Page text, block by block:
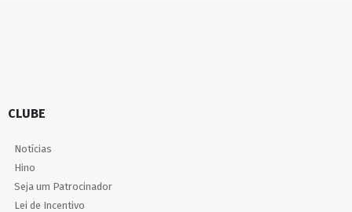
CLUBE
Notícias
Hino
Seja um Patrocinador
Lei de Incentivo